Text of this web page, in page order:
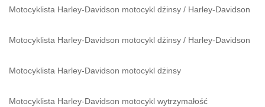
Motocyklista Harley-Davidson motocykl dżinsy / Harley-Davidson
Motocyklista Harley-Davidson motocykl dżinsy / Harley-Davidson
Motocyklista Harley-Davidson motocykl dżinsy
Motocyklista Harley-Davidson motocykl wytrzymałość